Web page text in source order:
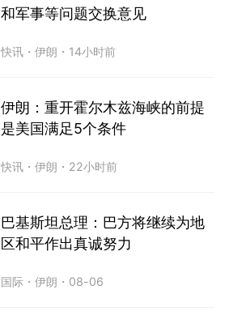
和军事等问题交换意见
快讯 ・伊朗 ・ 14小时前
伊朗：重开霍尔木兹海峡的前提
是美国满足5个条件
快讯 ・伊朗 ・ 22小时前
巴基斯坦总理：巴方将继续为地
区和平作出真诚努力
国际 ・伊朗 ・ 08-06